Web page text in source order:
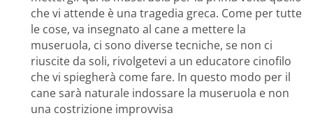
che vi attende è una tragedia greca. Come per tutte
le cose, va insegnato al cane a mettere la
museruola, ci sono diverse tecniche, se non ci
riuscite da soli, rivolgetevi a un educatore cinofilo
che vi spiegherà come fare. In questo modo per il
cane sarà naturale indossare la museruola e non
una costrizione improvvisa